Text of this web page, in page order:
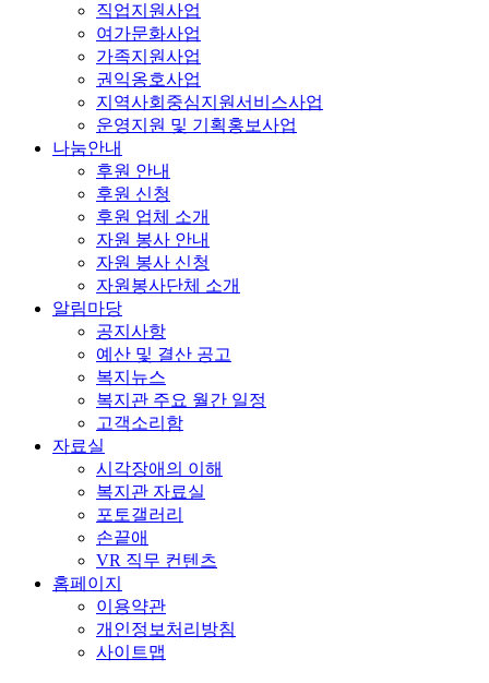
직업지원사업
여가문화사업
가족지원사업
권익옹호사업
지역사회중심지원서비스사업
운영지원 및 기획홍보사업
나눔안내
후원 안내
후원 신청
후원 업체 소개
자원 봉사 안내
자원 봉사 신청
자원봉사단체 소개
알림마당
공지사항
예산 및 결산 공고
복지뉴스
복지관 주요 월간 일정
고객소리함
자료실
시각장애의 이해
복지관 자료실
포토갤러리
손끝애
VR 직무 컨텐츠
홈페이지
이용약관
개인정보처리방침
사이트맵